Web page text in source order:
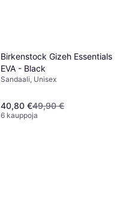
Birkenstock Gizeh Essentials
EVA - Black
Sandaali, Unisex
40,80 €49,90 €
6 kauppoja